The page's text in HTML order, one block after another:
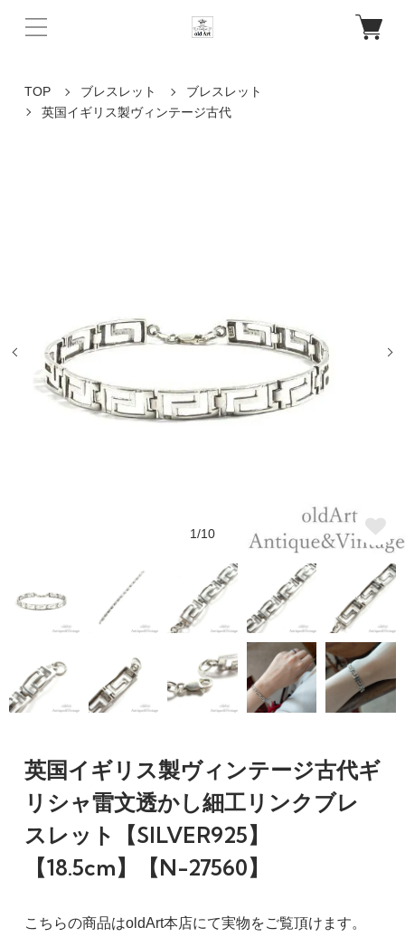
TOP ブレスレット
ブレスレット
英国イギリス製ヴィンテージ古代
1/10
英国イギリス製ヴィンテージ古代ギ
リシャ雷文透かし細工リンクブレ
スレット【SILVER925】
【18.5cm】【N-27560】
こちらの商品はoldArt本店にて実物をご覧頂けます。